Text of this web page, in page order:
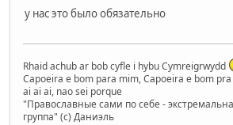
у нас это было обязательно
Rhaid achub ar bob cyfle i hybu Cymreigrwydd
Capoeira e bom para mim, Capoeira e bom
ai ai ai, nao sei porque
"Православные сами по себе -
группа" (с) Даниэль